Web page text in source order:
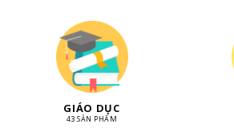
GIÁO DỤC
43 SẢN PHẨM